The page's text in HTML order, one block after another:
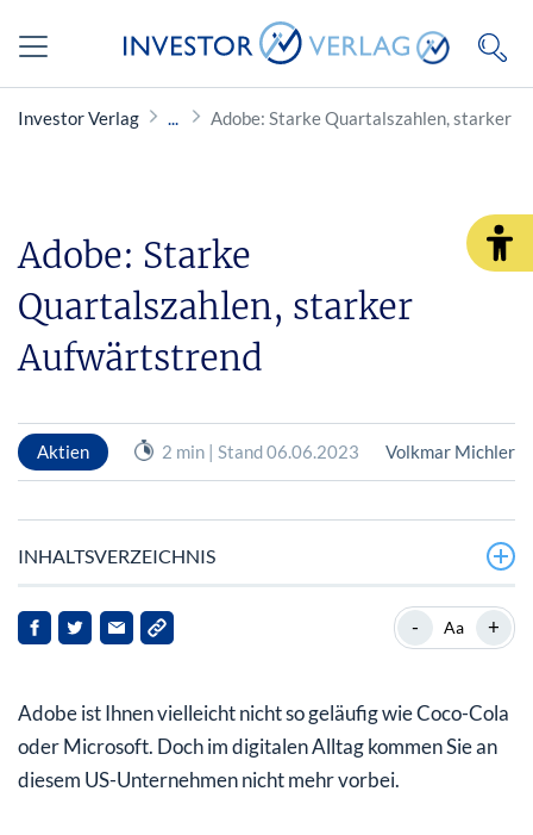
Investor Verlag Adobe: Starke Quartalszahlen, starker
Adobe: Starke
Quartalszahlen, starker
Aufwärtstrend
Aktien 2 min | Stand 06.06.2023 Volkmar Michler
INHALTSVERZEICHNIS
An dem König des PDF führt kein Weg vorbei
Prognosen fürs Gesamtjahr wird angehoben
Analysten sehen nur noch Kurspotenzial von 15%
- Aa +
Adobe ist Ihnen vielleicht nicht so geläufig wie Coco-Cola
oder Microsoft. Doch im digitalen Alltag kommen Sie an
diesem US-Unternehmen nicht mehr vorbei.